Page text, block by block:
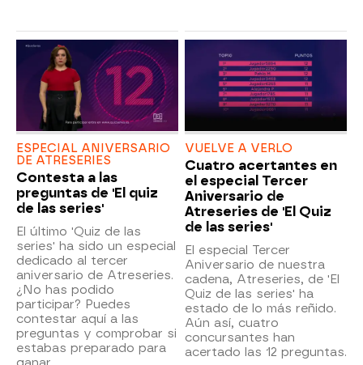
ESPECIAL ANIVERSARIO
DE ATRESERIES
Contesta a las
preguntas de 'El quiz
de las series'
El último 'Quiz de las
series' ha sido un especial
dedicado al tercer
aniversario de Atreseries.
¿No has podido
participar? Puedes
contestar aquí a las
preguntas y comprobar si
estabas preparado para
VUELVE A VERLO
Cuatro acertantes en
el especial Tercer
Aniversario de
Atreseries de 'El Quiz
de las series'
El especial Tercer
Aniversario de nuestra
cadena, Atreseries, de 'El
Quiz de las series' ha
estado de lo más reñido.
Aún así, cuatro
concursantes han
acertado las 12 preguntas.